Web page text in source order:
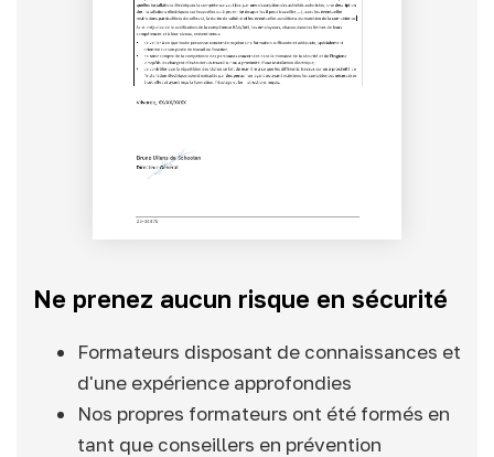
Ne prenez aucun risque en sécurité
Formateurs disposant de connaissances et
d'une expérience approfondies
Nos propres formateurs ont été formés en
tant que conseillers en prévention